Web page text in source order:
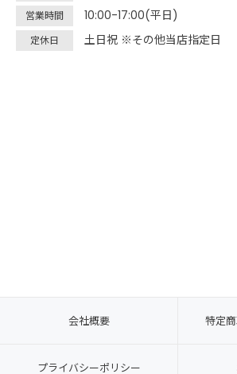
営業時間 10:00-17:00(平日)
定休日 土日祝 ※その他当店指定日
会社概要 特定
プライバシーポリシー